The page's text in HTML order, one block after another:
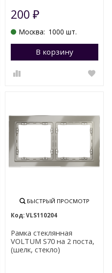
Перейти в корзину
200 ₽
Москва: 1000 шт.
В корзину
БЫСТРЫЙ ПРОСМОТР
VLS110204
Рамка стеклянная
VOLTUM S70 на 2 поста,
(шелк, стекло)